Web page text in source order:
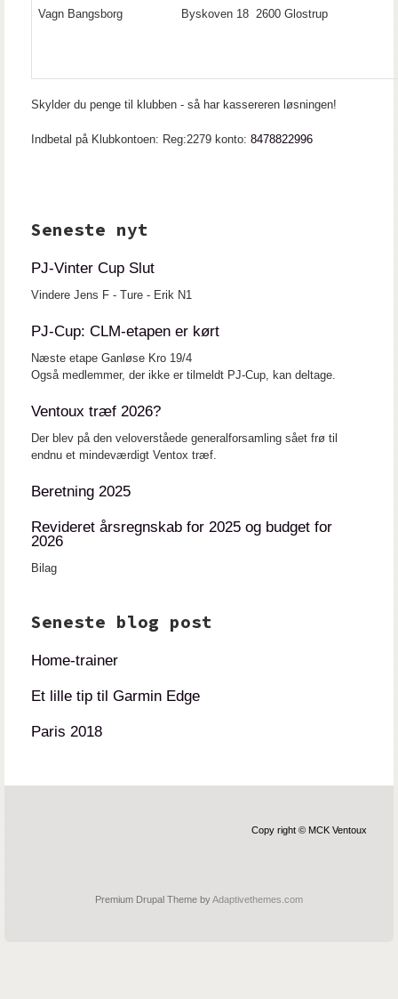
Vagn Bangsborg Byskoven 18 2600 Glostrup
Skylder du penge til klubben - så har kassereren løsningen!
Indbetal på Klubkontoen: Reg:2279 konto: 8478822996
Seneste nyt
PJ-Vinter Cup Slut
Vindere Jens F - Ture - Erik N1
PJ-Cup: CLM-etapen er kørt
Næste etape Ganløse Kro 19/4
Også medlemmer, der ikke er tilmeldt PJ-Cup, kan deltage.
Ventoux træf 2026?
Der blev på den veloverståede generalforsamling sået frø til
endnu et mindeværdigt Ventox træf.
Beretning 2025
Revideret årsregnskab for 2025 og budget for
2026
Bilag
Seneste blog post
Home-trainer
Et lille tip til Garmin Edge
Paris 2018
Copy right © MCK Ventoux
Premium Drupal Theme byAdaptivethemes.com